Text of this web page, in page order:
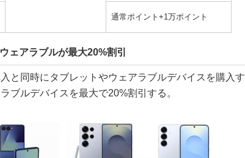
通常ポイント+1万ポイント
ェアラブルが最大20%割引
と同時にタブレットやウェアラブルデバイスを購入す
ブルデバイスを最大で20%割引する。